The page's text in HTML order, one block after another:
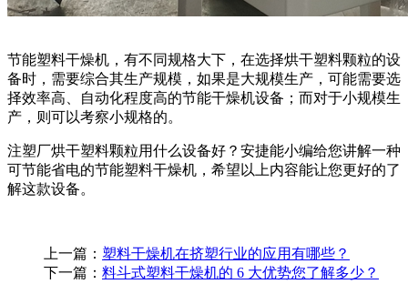
节能塑料干燥机，有不同规格大下，在选择烘干塑料颗粒的设
备时，需要综合其生产规模，如果是大规模生产，可能需要选
择效率高、自动化程度高的节能干燥机设备；而对于小规模生
产，则可以考察小规格的。
注塑厂烘干塑料颗粒用什么设备好？安捷能小编给您讲解一种
可节能省电的节能塑料干燥机，希望以上内容能让您更好的了
解这款设备。
上一篇： 塑料干燥机在挤塑行业的应用有哪些？
下一篇： 料斗式塑料干燥机的 6 大优势您了解多少？